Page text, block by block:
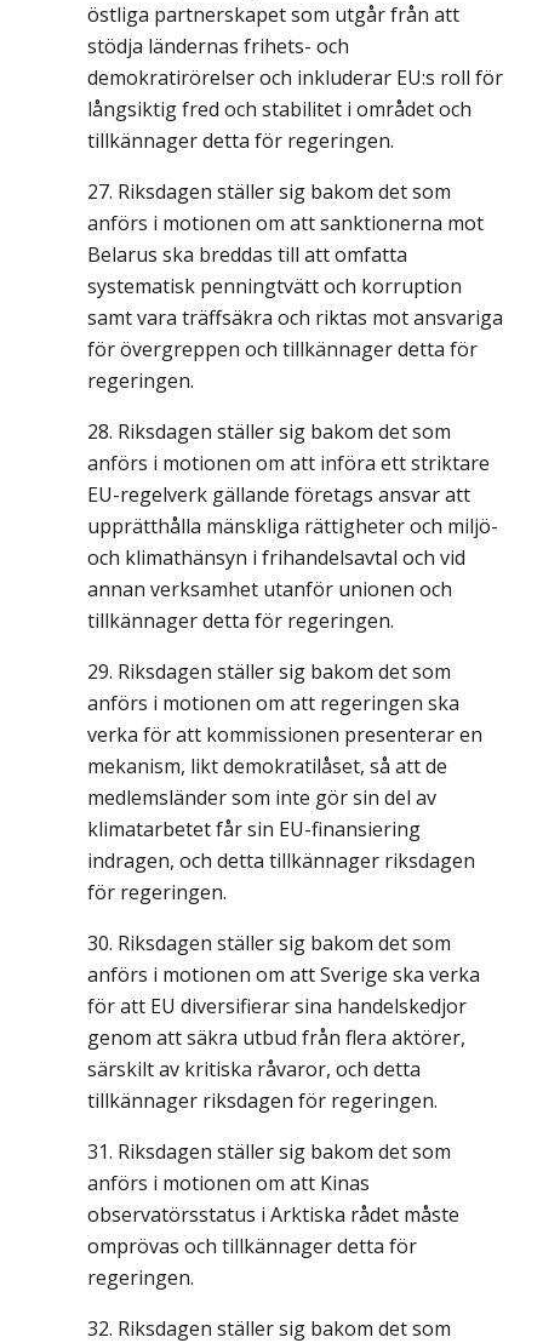
östliga partnerskapet som utgår från att
stödja ländernas frihets- och
demokratirörelser och inkluderar EU:s roll för
långsiktig fred och stabilitet i området och
tillkännager detta för regeringen.
Riksdagen ställer sig bakom det som
anförs i motionen om att sanktionerna mot
Belarus ska breddas till att omfatta
systematisk penningtvätt och korruption
samt vara träffsäkra och riktas mot ansvariga
för övergreppen och tillkännager detta för
regeringen.
Riksdagen ställer sig bakom det som
anförs i motionen om att införa ett striktare
EU-regelverk gällande företags ansvar att
upprätthålla mänskliga rättigheter och miljö-
och klimathänsyn i frihandelsavtal och vid
annan verksamhet utanför unionen och
tillkännager detta för regeringen.
Riksdagen ställer sig bakom det som
anförs i motionen om att regeringen ska
verka för att kommissionen presenterar en
mekanism, likt demokratilåset, så att de
medlemsländer som inte gör sin del av
klimatarbetet får sin EU-finansiering
indragen, och detta tillkännager riksdagen
för regeringen.
Riksdagen ställer sig bakom det som
anförs i motionen om att Sverige ska verka
för att EU diversifierar sina handelskedjor
genom att säkra utbud från flera aktörer,
särskilt av kritiska råvaror, och detta
tillkännager riksdagen för regeringen.
Riksdagen ställer sig bakom det som
anförs i motionen om att Kinas
observatörsstatus i Arktiska rådet måste
omprövas och tillkännager detta för
regeringen.
Riksdagen ställer sig bakom det som